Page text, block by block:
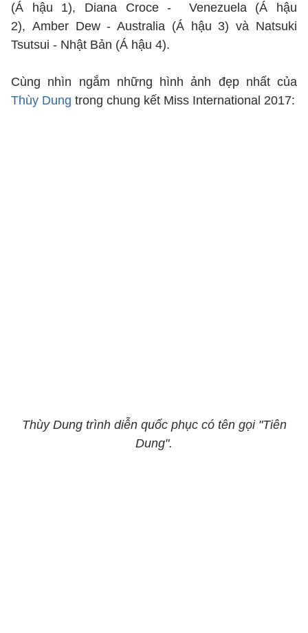
(Á hậu 1), Diana Croce - Venezuela (Á hậu
2), Amber Dew - Australia (Á hậu 3) và Natsuki
Tsutsui - Nhật Bản (Á hậu 4).
Cùng nhìn ngắm những hình ảnh đẹp nhất của
Thùy Dung trong chung kết Miss International 2017:
Thùy Dung trình diễn quốc phục có tên gọi "Tiên
Dung".